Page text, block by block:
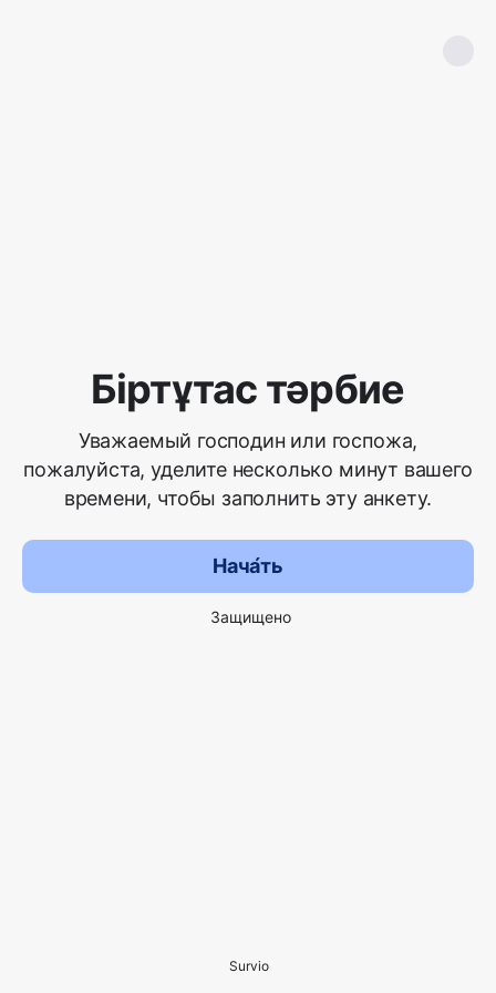
Біртұтас тәрбие
Уважаемый господин или госпожа,
пожалуйста, уделите несколько минут вашего
времени, чтобы заполнить эту анкету.
Нача́ть
Защищено
Survio